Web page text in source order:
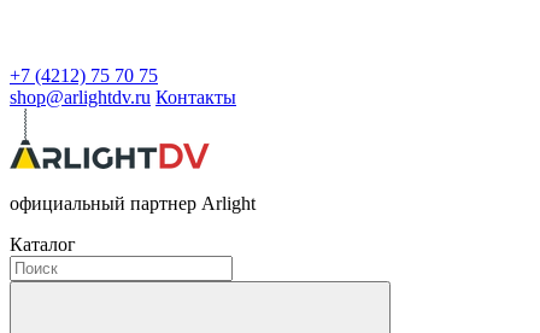
+7 (4212) 75 70 75
shop@arlightdv.ru Контакты
официальный партнер Arlight
Каталог